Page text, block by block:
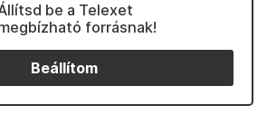
be a Telexet
forrásnak!
Beállítom